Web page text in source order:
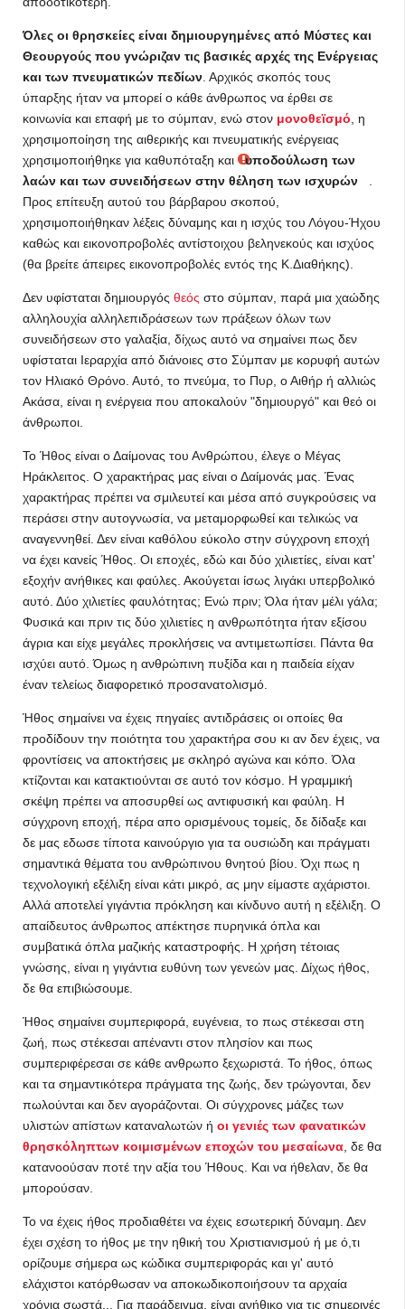
Όλες οι θρησκείες είναι δημιουργημένες από Μύστες και
Θεουργούς που γνώριζαν τις βασικές αρχές της Ενέργειας
και των πνευματικών πεδίων . Αρχικός σκοπός τους
ύπαρξης ήταν να μπορεί ο κάθε άνθρωπος να έρθει σε
κοινωνία και επαφή με το σύμπαν, ενώ στον μονοθεϊσμό , η
χρησιμοποίηση της αιθερικής και πνευματικής ενέργειας
χρησιμοποιήθηκε για καθυπόταξη και
υποδούλωση των
λαών και των συνειδήσεων στην θέληση των ισχυρών
Προς επίτευξη αυτού του βάρβαρου σκοπού,
χρησιμοποιήθηκαν λέξεις δύναμης και η ισχύς του Λόγου-Ήχου
καθώς και εικονοπροβολές αντίστοιχου βεληνεκούς και ισχύος
(θα βρείτε άπειρες εικονοπροβολές εντός της Κ.Διαθήκης).
Δεν υφίσταται δημιουργός θεός στο σύμπαν, παρά μια χαώδης
αλληλουχία αλληλεπιδράσεων των πράξεων όλων των
συνειδήσεων στο γαλαξία, δίχως αυτό να σημαίνει πως δεν
υφίσταται Ιεραρχία από διάνοιες στο Σύμπαν με κορυφή αυτών
τον Ηλιακό Θρόνο. Αυτό, το πνεύμα, το Πυρ, ο Αιθήρ ή αλλιώς
Ακάσα, είναι η ενέργεια που αποκαλούν "δημιουργό" και θεό οι
άνθρωποι.
Το Ήθος είναι ο Δαίμονας του Ανθρώπου, έλεγε ο Μέγας
Ηράκλειτος. Ο χαρακτήρας μας είναι ο Δαίμονάς μας. Ένας
χαρακτήρας πρέπει να σμιλευτεί και μέσα από συγκρούσεις να
περάσει στην αυτογνωσία, να μεταμορφωθεί και τελικώς να
αναγεννηθεί. Δεν είναι καθόλου εύκολο στην σύγχρονη εποχή
να έχει κανείς Ήθος. Οι εποχές, εδώ και δύο χιλιετίες, είναι κατ'
εξοχήν ανήθικες και φαύλες. Ακούγεται ίσως λιγάκι υπερβολικό
αυτό. Δύο χιλιετίες φαυλότητας; Ενώ πριν; Όλα ήταν μέλι γάλα;
Φυσικά και πριν τις δύο χιλιετίες η ανθρωπότητα ήταν εξίσου
άγρια και είχε μεγάλες προκλήσεις να αντιμετωπίσει. Πάντα θα
ισχύει αυτό. Όμως η ανθρώπινη πυξίδα και η παιδεία είχαν
έναν τελείως διαφορετικό προσανατολισμό.
Ήθος σημαίνει να έχεις πηγαίες αντιδράσεις οι οποίες θα
προδίδουν την ποιότητα του χαρακτήρα σου κι αν δεν έχεις, να
φροντίσεις να αποκτήσεις με σκληρό αγώνα και κόπο. Όλα
κτίζονται και κατακτιούνται σε αυτό τον κόσμο. Η γραμμική
σκέψη πρέπει να αποσυρθεί ως αντιφυσική και φαύλη. Η
σύγχρονη εποχή, πέρα απο ορισμένους τομείς, δε δίδαξε και
δε μας εδωσε τίποτα καινούργιο για τα ουσιώδη και πράγματι
σημαντικά θέματα του ανθρώπινου θνητού βίου. Όχι πως η
τεχνολογική εξέλιξη είναι κάτι μικρό, ας μην είμαστε αχάριστοι.
Αλλά αποτελεί γιγάντια πρόκληση και κίνδυνο αυτή η εξέλιξη. Ο
απαίδευτος άνθρωπος απέκτησε πυρηνικά όπλα και
συμβατικά όπλα μαζικής καταστροφής. Η χρήση τέτοιας
γνώσης, είναι η γιγάντια ευθύνη των γενεών μας. Δίχως ήθος,
δε θα επιβιώσουμε.
Ήθος σημαίνει συμπεριφορά, ευγένεια, το πως στέκεσαι στη
ζωή, πως στέκεσαι απέναντι στον πλησίον και πως
συμπεριφέρεσαι σε κάθε ανθρωπο ξεχωριστά. Το ήθος, όπως
και τα σημαντικότερα πράγματα της ζωής, δεν τρώγονται, δεν
πωλούνται και δεν αγοράζονται. Οι σύγχρονες μάζες των
υλιστών απίστων καταναλωτών ή οι γενιές των φανατικών
θρησκόληπτων κοιμισμένων εποχών του μεσαίωνα , δε θα
κατανοούσαν ποτέ την αξία του Ήθους. Και να ήθελαν, δε θα
μπορούσαν.
Το να έχεις ήθος προδιαθέτει να έχεις εσωτερική δύναμη. Δεν
έχει σχέση το ήθος με την ηθική του Χριστιανισμού ή με ό,τι
ορίζουμε σήμερα ως κώδικα συμπεριφοράς και γι' αυτό
ελάχιστοι κατόρθωσαν να αποκωδικοποιήσουν τα αρχαία
χρόνια σωστά... Για παράδειγμα, είναι ανήθικο για τις σημερινές